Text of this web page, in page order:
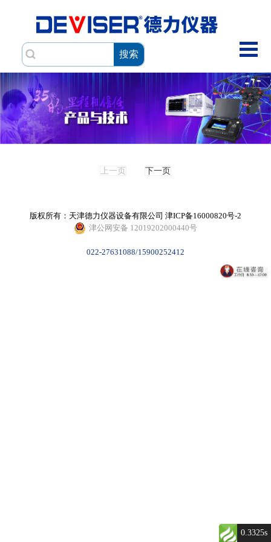
搜索
上一页 下一页
版权所有：天津德力仪器设备有限公司 津ICP备16000820号-2
津公网安备 12019202000440号
022-27631088/15900252412
0.3325s